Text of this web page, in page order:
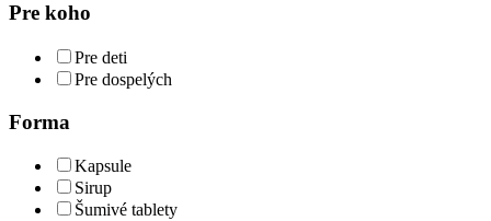
Pre koho
Pre deti
Pre dospelých
Forma
Kapsule
Sirup
Šumivé tablety